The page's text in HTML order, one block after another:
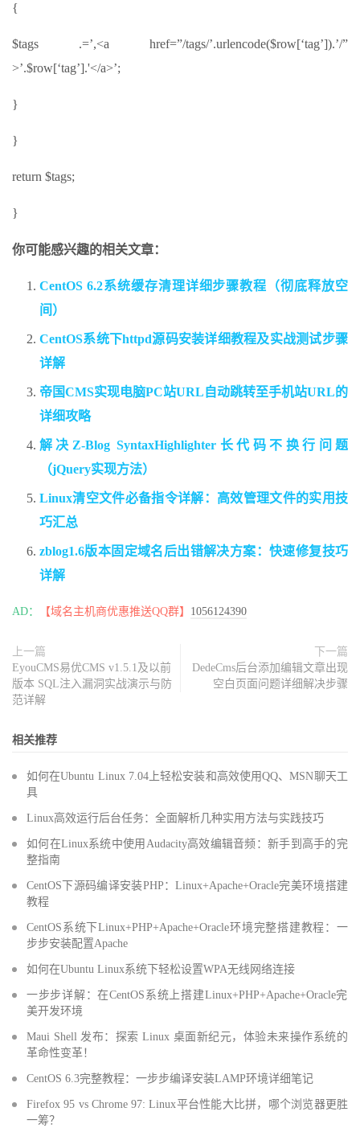
{
$tags .=’,<a href=”/tags/’.urlencode($row[‘tag’]).’/”
>’.$row[‘tag’].'</a>’;
}
}
return $tags;
}
你可能感兴趣的相关文章：
CentOS 6.2系统缓存清理详细步骤教程（彻底释放空
间）
CentOS系统下httpd源码安装详细教程及实战测试步骤
详解
帝国CMS实现电脑PC站URL自动跳转至手机站URL的
详细攻略
解决Z-Blog SyntaxHighlighter长代码不换行问题
（jQuery实现方法）
Linux清空文件必备指令详解：高效管理文件的实用技
巧汇总
zblog1.6版本固定域名后出错解决方案：快速修复技巧
详解
AD： 【域名主机商优惠推送QQ群】 1056124390
上一篇
EyouCMS易优CMS v1.5.1及以前
版本 SQL注入漏洞实战演示与防
范详解
下一篇
DedeCms后台添加编辑文章出现
空白页面问题详细解决步骤
相关推荐
如何在Ubuntu Linux 7.04上轻松安装和高效使用QQ、MSN聊天工
具
Linux高效运行后台任务：全面解析几种实用方法与实践技巧
如何在Linux系统中使用Audacity高效编辑音频：新手到高手的完
整指南
CentOS下源码编译安装PHP：Linux+Apache+Oracle完美环境搭建
教程
CentOS系统下Linux+PHP+Apache+Oracle环境完整搭建教程：一
步步安装配置Apache
如何在Ubuntu Linux系统下轻松设置WPA无线网络连接
一步步详解：在CentOS系统上搭建Linux+PHP+Apache+Oracle完
美开发环境
Maui Shell 发布：探索 Linux 桌面新纪元，体验未来操作系统的
革命性变革！
CentOS 6.3完整教程：一步步编译安装LAMP环境详细笔记
Firefox 95 vs Chrome 97: Linux平台性能大比拼，哪个浏览器更胜
一筹？